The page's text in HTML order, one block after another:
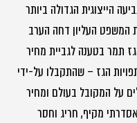
הייצוגית הגדולה ביותר
המשפט העליון דחה הערב
תמר בטענה לגביית מחיר
הגז – שהתקבלו על-ידי
על המקובל בעולם ומחיר
מקיף, חריג וחסר